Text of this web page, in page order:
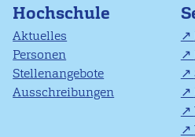
Hochschule
Aktuelles
Personen
Stellenangebote
Ausschreibungen